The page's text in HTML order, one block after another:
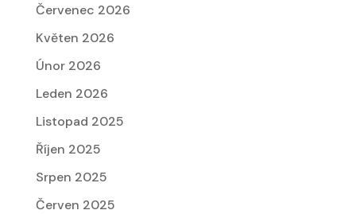
Červenec 2026
Květen 2026
Únor 2026
Leden 2026
Listopad 2025
Říjen 2025
Srpen 2025
Červen 2025